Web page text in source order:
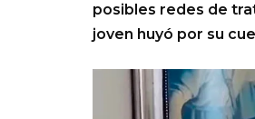
posibles redes de
joven huyó por su